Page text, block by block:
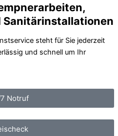
Sanitärinstallationen
steht für Sie jederzeit
und schnell um Ihr
Notruf